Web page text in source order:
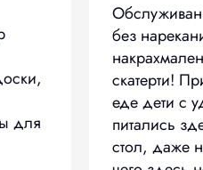
для
без
скатерти!
еде дети с
питались
стол, даже